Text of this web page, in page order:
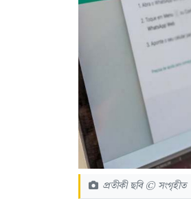
প্রতীকী ছবি © সংগৃহীত